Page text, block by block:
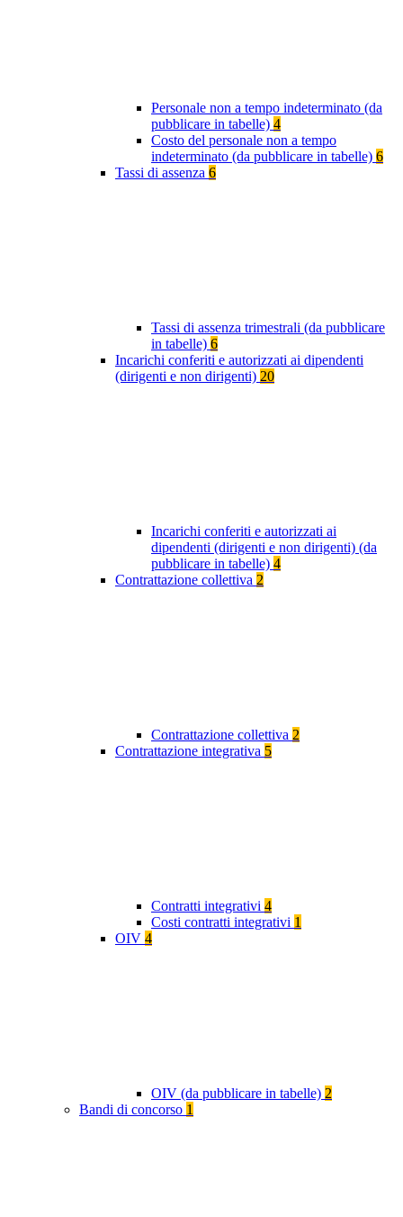
Personale non a tempo indeterminato (da
pubblicare in tabelle) 4
Costo del personale non a tempo
indeterminato (da pubblicare in tabelle) 6
Tassi di assenza 6
Tassi di assenza trimestrali (da pubblicare
in tabelle) 6
Incarichi conferiti e autorizzati ai dipendenti
(dirigenti e non dirigenti) 20
Incarichi conferiti e autorizzati ai
dipendenti (dirigenti e non dirigenti) (da
pubblicare in tabelle) 4
Contrattazione collettiva 2
Contrattazione collettiva 2
Contrattazione integrativa 5
Contratti integrativi 4
Costi contratti integrativi 1
OIV 4
OIV (da pubblicare in tabelle) 2
Bandi di concorso 1